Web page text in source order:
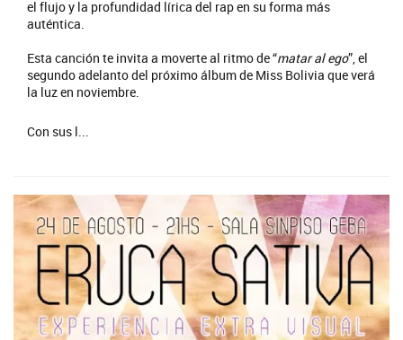
el flujo y la profundidad lírica del rap en su forma más
auténtica.
Esta canción te invita a moverte al ritmo de “matar al ego”, el
segundo adelanto del próximo álbum de Miss Bolivia que verá
la luz en noviembre.
Con sus l...